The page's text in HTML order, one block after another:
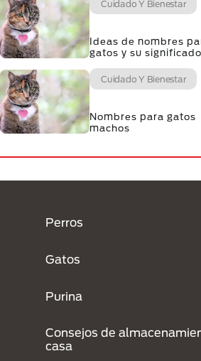
Cuidado Y Bienestar
Ideas de nombres
gatos y su significado
Cuidado Y Bienestar
Nombres para gatos
machos
Perros
Gatos
Purina
Consejos de
casa